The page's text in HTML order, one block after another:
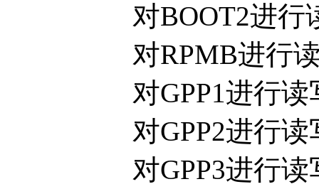
对BOOT2进行读
对RPMB进行读
对GPP1进行读
对GPP2进行读
对GPP3进行读